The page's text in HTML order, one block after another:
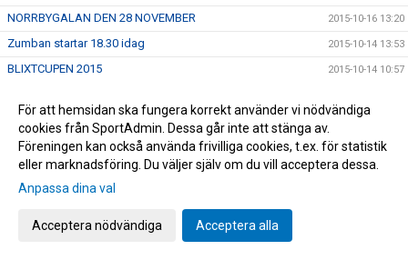
NORRBYGALAN DEN 28 NOVEMBER 2015-10-16 13:20
Zumban startar 18.30 idag 2015-10-14 13:53
BLIXTCUPEN 2015 2015-10-14 10:57
Träningar under utbildningsveckan 2015-10-11 23:02
Ny rysar-match 2015-10-08 11:48
Öppen träning 2015-10-07 22:58
U17 och U19 kvalspelar samt deltar i Ligacupen
Inbjudan-Inspirationsträff
För att hemsidan ska fungera korrekt använder vi nödvändiga
cookies från SportAdmin. Dessa går inte att stänga av.
Föreningen kan också använda frivilliga cookies, t.ex. för statistik
eller marknadsföring. Du väljer själv om du vill acceptera dessa.
Anpassa dina val
Acceptera nödvändiga Acceptera alla